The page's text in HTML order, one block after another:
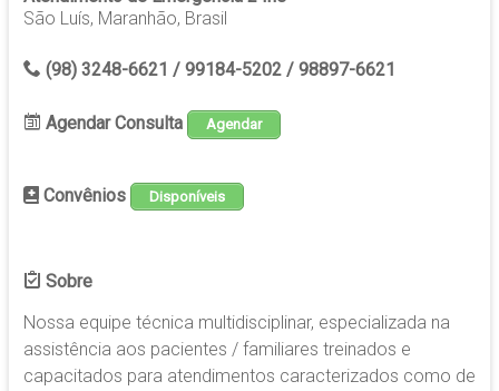
São Luís, Maranhão, Brasil
(98) 3248-6621 / 99184-5202 / 98897-6621
Agendar Consulta Agendar
Convênios Disponíveis
Sobre
Nossa equipe técnica multidisciplinar, especializada na
assistência aos pacientes / familiares treinados e
capacitados para atendimentos caracterizados como de